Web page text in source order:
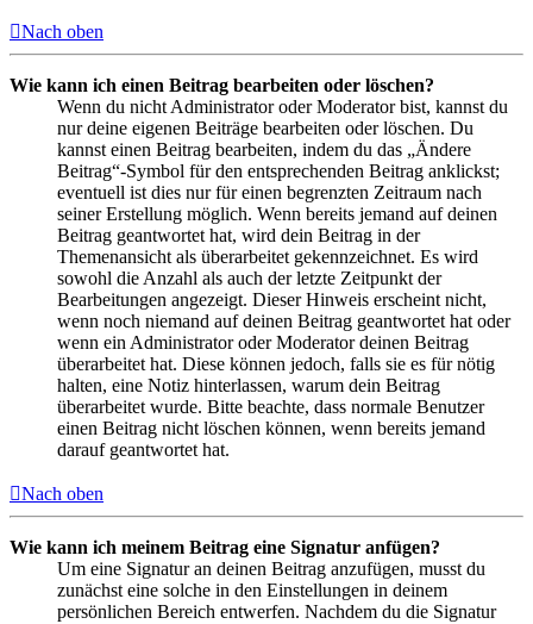
Nach oben
Wie kann ich einen Beitrag bearbeiten oder löschen?
Wenn du nicht Administrator oder Moderator bist, kannst du
nur deine eigenen Beiträge bearbeiten oder löschen. Du
kannst einen Beitrag bearbeiten, indem du das „Ändere
Beitrag“-Symbol für den entsprechenden Beitrag anklickst;
eventuell ist dies nur für einen begrenzten Zeitraum nach
seiner Erstellung möglich. Wenn bereits jemand auf deinen
Beitrag geantwortet hat, wird dein Beitrag in der
Themenansicht als überarbeitet gekennzeichnet. Es wird
sowohl die Anzahl als auch der letzte Zeitpunkt der
Bearbeitungen angezeigt. Dieser Hinweis erscheint nicht,
wenn noch niemand auf deinen Beitrag geantwortet hat oder
wenn ein Administrator oder Moderator deinen Beitrag
überarbeitet hat. Diese können jedoch, falls sie es für nötig
halten, eine Notiz hinterlassen, warum dein Beitrag
überarbeitet wurde. Bitte beachte, dass normale Benutzer
einen Beitrag nicht löschen können, wenn bereits jemand
darauf geantwortet hat.
Nach oben
Wie kann ich meinem Beitrag eine Signatur anfügen?
Um eine Signatur an deinen Beitrag anzufügen, musst du
zunächst eine solche in den Einstellungen in deinem
persönlichen Bereich entwerfen. Nachdem du die Signatur